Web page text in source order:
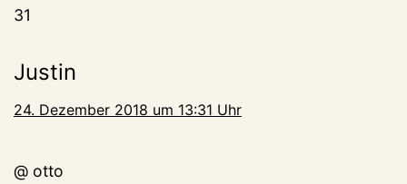
31
Justin
24. Dezember 2018 um 13:31 Uhr
@ otto